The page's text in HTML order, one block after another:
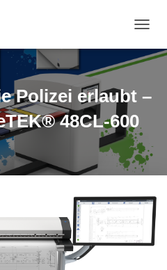
Polizei erlaubt –
48CL-600